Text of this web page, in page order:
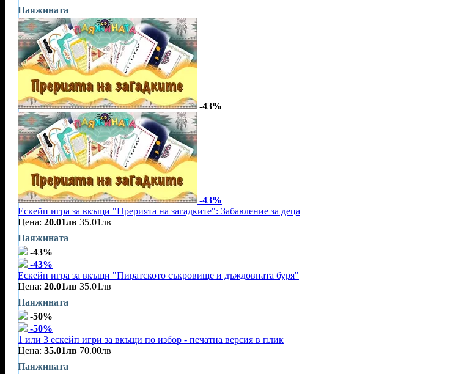
Паяжината
-43%
-43%
Ескейп игра за вкъщи "Прерията на загадките": Забавление за деца
Цена: 20.01лв 35.01лв
Паяжината
-43%
-43%
Ескейп игра за вкъщи "Пиратското съкровище и дъждовната буря"
Цена: 20.01лв 35.01лв
Паяжината
-50%
-50%
1 или 3 ескейп игри за вкъщи по избор - печатна версия в плик
Цена: 35.01лв 70.00лв
Паяжината